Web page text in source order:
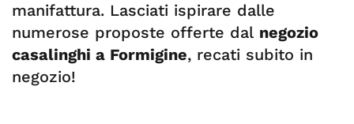
manifattura. Lasciati ispirare dalle
numerose proposte offerte dal negozio
casalinghi a Formigine, recati subito in
negozio!